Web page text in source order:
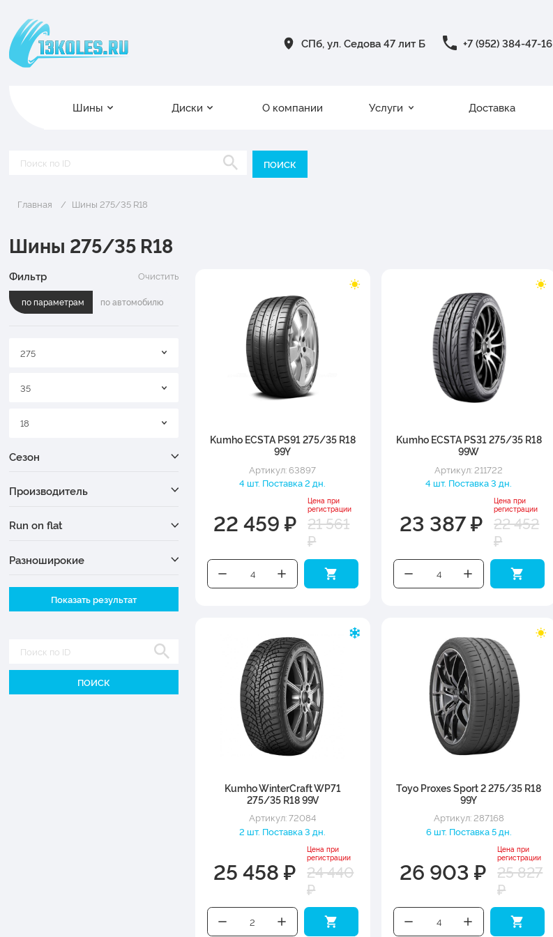
СПб, ул. Седова 47 лит Б +7 (952) 384-47-16
Шины Диски О компании Услуги Доставка
Главная Шины 275/35 R18
Шины 275/35 R18
Фильтр Очистить
по параметрам по автомобилю
275
35
18
Сезон
Производитель
Run on flat
Разноширокие
Ширина
Диаметр
Показать результат
Kumho ECSTA PS91 275/35 R18
99Y
Артикул: 63897
4 шт. Поставка 2 дн.
22 459 ₽
Цена при
регистрации
21 561
₽
Kumho ECSTA PS31 275/35 R18
99W
Артикул: 211722
4 шт. Поставка 3 дн.
23 387 ₽
Цена при
регистрации
22 452
₽
Kumho WinterCraft WP71
275/35 R18 99V
Артикул: 72084
2 шт. Поставка 3 дн.
25 458 ₽
Цена при
регистрации
24 440
₽
Toyo Proxes Sport 2 275/35 R18
99Y
Артикул: 287168
6 шт. Поставка 5 дн.
26 903 ₽
Цена при
регистрации
25 827
₽